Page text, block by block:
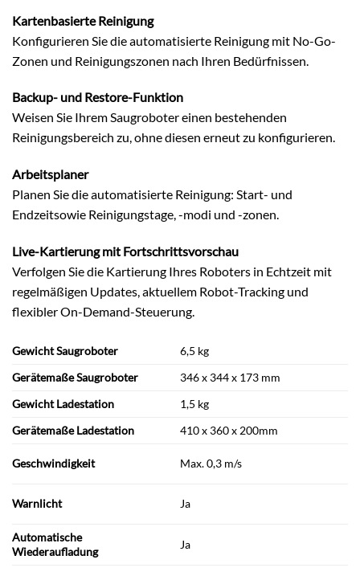
Kartenbasierte Reinigung
Konfigurieren Sie die automatisierte Reinigung mit No-Go-
Zonen und Reinigungszonen nach Ihren Bedürfnissen.
Backup- und Restore-Funktion
Weisen Sie Ihrem Saugroboter einen bestehenden
Reinigungsbereich zu, ohne diesen erneut zu konfigurieren.
Arbeitsplaner
Planen Sie die automatisierte Reinigung: Start- und
Endzeitsowie Reinigungstage, -modi und -zonen.
Live-Kartierung mit Fortschrittsvorschau
Verfolgen Sie die Kartierung Ihres Roboters in Echtzeit mit
regelmäßigen Updates, aktuellem Robot-Tracking und
flexibler On-Demand-Steuerung.
Gewicht Saugroboter
6,5 kg
Gerätemaße Saugroboter
346 x 344 x 173 mm
Gewicht Ladestation
1,5 kg
Gerätemaße Ladestation
410 x 360 x 200mm
Geschwindigkeit Max. 0,3 m/s
Warnlicht Ja
Automatische
Wiederaufladung
Ja